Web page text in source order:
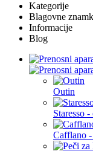
Kategorije
Blagovne
Informacije
Blog
Outin
Staresso -
Cafflano